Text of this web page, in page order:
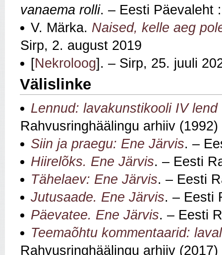
vanaema rolli. – Eesti Päevaleht
V. Märka. Naised, kelle aeg
Sirp, 2. august 2019
[Nekroloog]. – Sirp, 25. juuli
Välislinke
Lennud: lavakunstikooli IV lend
Rahvusringhäälingu arhiiv (1992)
Siin ja praegu: Ene Järvis. –
Hiirelõks. Ene Järvis. – Eesti
Tähelaev: Ene Järvis. – Eesti
Jutusaade. Ene Järvis. – Eesti
Päevatee. Ene Järvis. – Eesti
Teemaõhtu kommentaarid:
Rahvusringhäälingu arhiiv (2017)